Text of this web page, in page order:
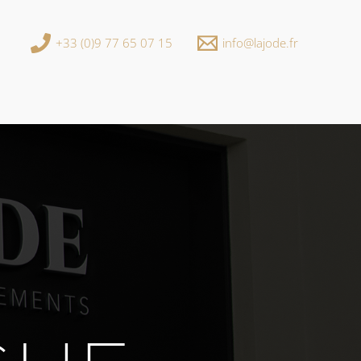
+33 (0)9 77 65 07 15 info@lajode.fr